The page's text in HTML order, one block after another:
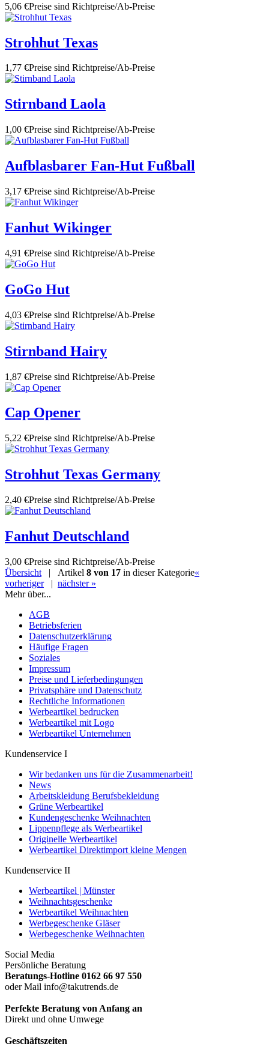
5,06 €Preise sind Richtpreise/Ab-Preise
Strohhut Texas
1,77 €Preise sind Richtpreise/Ab-Preise
Stirnband Laola
1,00 €Preise sind Richtpreise/Ab-Preise
Aufblasbarer Fan-Hut Fußball
3,17 €Preise sind Richtpreise/Ab-Preise
Fanhut Wikinger
4,91 €Preise sind Richtpreise/Ab-Preise
GoGo Hut
4,03 €Preise sind Richtpreise/Ab-Preise
Stirnband Hairy
1,87 €Preise sind Richtpreise/Ab-Preise
Cap Opener
5,22 €Preise sind Richtpreise/Ab-Preise
Strohhut Texas Germany
2,40 €Preise sind Richtpreise/Ab-Preise
Fanhut Deutschland
3,00 €Preise sind Richtpreise/Ab-Preise
Übersicht | Artikel 8 von 17 in dieser Kategorie«
vorheriger| nächster »
Mehr über...
AGB
Betriebsferien
Datenschutzerklärung
Häufige Fragen
Soziales
Impressum
Preise und Lieferbedingungen
Privatsphäre und Datenschutz
Rechtliche Informationen
Werbeartikel bedrucken
Werbeartikel mit Logo
Werbeartikel Unternehmen
Kundenservice I
Wir bedanken uns für die Zusammenarbeit!
News
Arbeitskleidung Berufsbekleidung
Grüne Werbeartikel
Kundengeschenke Weihnachten
Lippenpflege als Werbeartikel
Originelle Werbeartikel
Werbeartikel Direktimport kleine Mengen
Kundenservice II
Werbeartikel | Münster
Weihnachtsgeschenke
Werbeartikel Weihnachten
Werbegeschenke Gläser
Werbegeschenke Weihnachten
Social Media
Persönliche Beratung
Beratungs-Hotline 0162 66 97 550
oder Mail info@takutrends.de
Perfekte Beratung von Anfang an
Direkt und ohne Umwege
Geschäftszeiten